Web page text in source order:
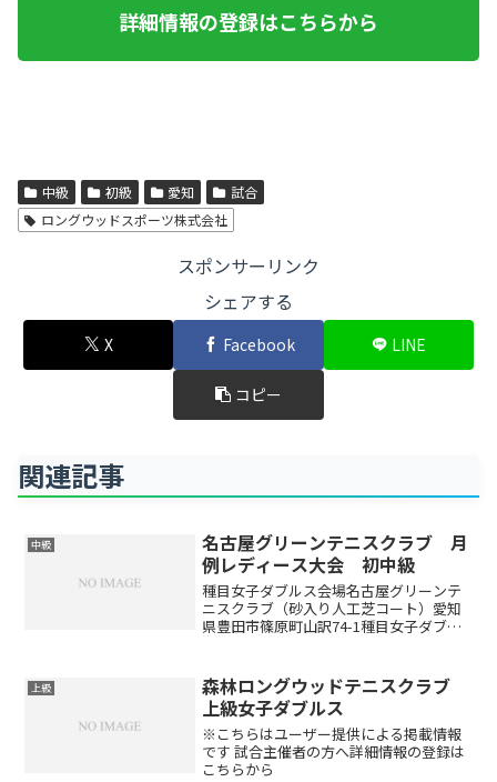
詳細情報の登録はこちらから
中級 初級 愛知
試合
ロングウッドスポーツ株式会社
スポンサーリンク
シェアする
X Facebook LINE
コピー
関連記事
中級
名古屋グリーンテニスクラブ 月
例レディース大会 初中級
種目女子ダブルス会場名古屋グリーンテ
ニスクラブ（砂入り人工芝コート）愛知
県豊田市篠原町山訳74-1種目女子ダブル
中級レベルの方初級…試合経験の少ない
方※優勝したペアの方...
上級
森林ロングウッドテニスクラブ
上級女子ダブルス
※こちらはユーザー提供による掲載情報
です 試合主催者の方へ詳細情報の登録は
こちらから